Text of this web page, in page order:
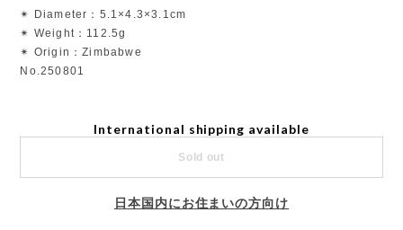
✴︎ Diameter：5.1×4.3×3.1cm
✴︎ Weight：112.5g
✴︎ Origin：Zimbabwe
No.250801
International shipping available
Sold out
日本国内にお住まいの方向け